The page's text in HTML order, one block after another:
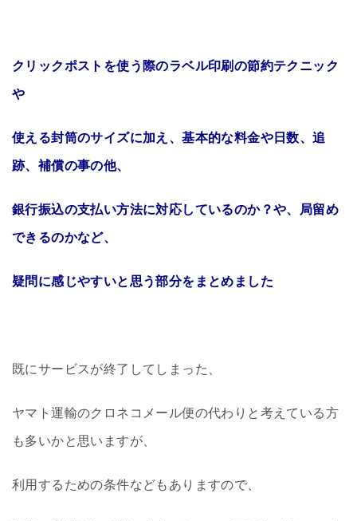
クリックポストを使う際のラベル印刷の節約テクニック
や
使える封筒のサイズに加え、基本的な料金や日数、追
跡、補償の事の他、
銀行振込の支払い方法に対応しているのか？や、局留め
できるのかなど、
疑問に感じやすいと思う部分をまとめました
既にサービスが終了してしまった、
ヤマト運輸のクロネコメール便の代わりと考えている方
も多いかと思いますが、
利用するための条件などもありますので、